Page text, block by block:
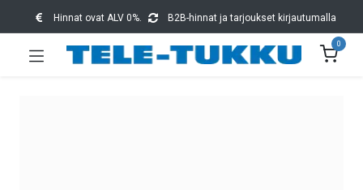
Hinnat ovat ALV 0%. B2B-hinnat ja tarjoukset kirjautumalla
0